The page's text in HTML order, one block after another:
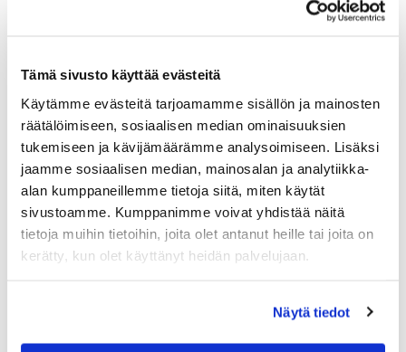
Tämä sivusto käyttää evästeitä
Käytämme evästeitä tarjoamamme sisällön ja mainosten
räätälöimiseen, sosiaalisen median ominaisuuksien
tukemiseen ja kävijämäärämme analysoimiseen. Lisäksi
jaamme sosiaalisen median, mainosalan ja analytiikka-
alan kumppaneillemme tietoja siitä, miten käytät
sivustoamme. Kumppanimme voivat yhdistää näitä
tietoja muihin tietoihin, joita olet antanut heille tai joita on
kerätty, kun olet käyttänyt heidän palvelujaan.
Näytä tiedot
Tuoreimmat uutiset